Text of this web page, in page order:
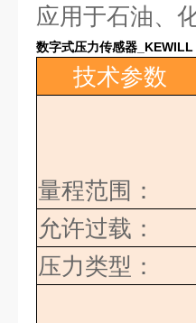
应用于石油、
数字式压力传感器_KEWILL
技术参数
量程范围：
允许过载：
压力类型：